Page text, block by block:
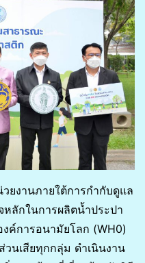
ยงานภายใต้การกำกับดูแล
ลักในการผลิตน้ำประปา
ค์การอนามัยโลก (WH0)
นเสียทุกกลุ่ม ดำเนินงาน